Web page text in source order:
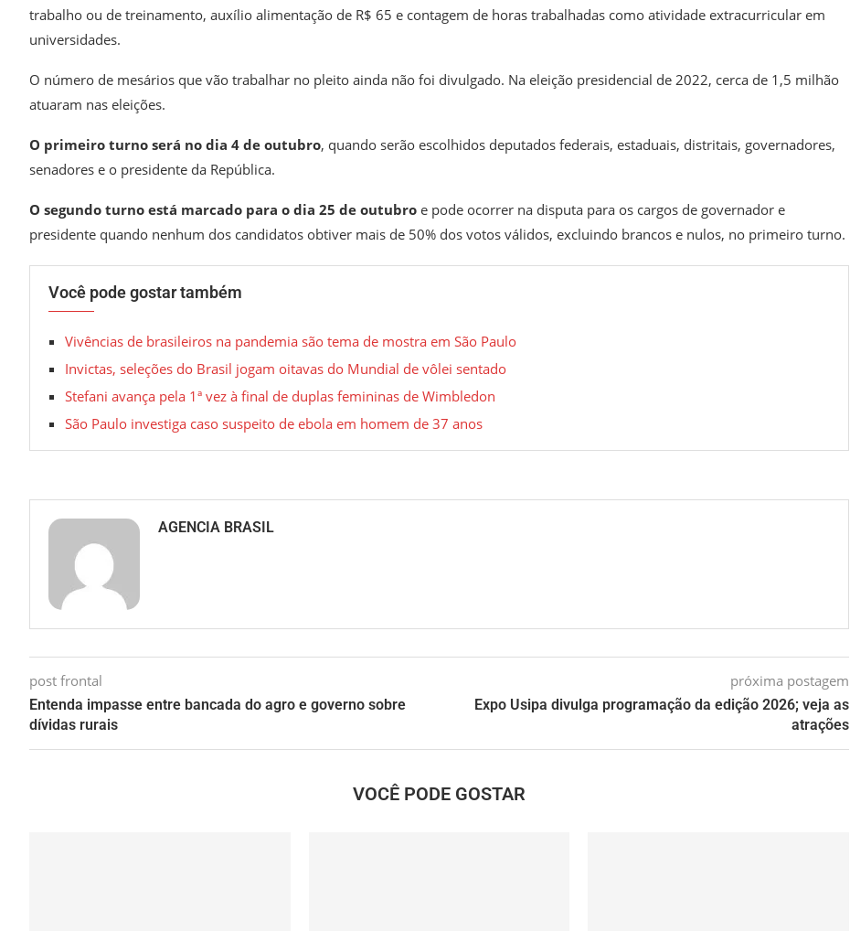
trabalho ou de treinamento, auxílio alimentação de R$ 65 e contagem de horas trabalhadas como atividade extracurricular em
universidades.
O número de mesários que vão trabalhar no pleito ainda não foi divulgado. Na eleição presidencial de 2022, cerca de 1,5 milhão
atuaram nas eleições.
O primeiro turno será no dia 4 de outubro, quando serão escolhidos deputados federais, estaduais, distritais, governadores,
senadores e o presidente da República.
O segundo turno está marcado para o dia 25 de outubro e pode ocorrer na disputa para os cargos de governador e
presidente quando nenhum dos candidatos obtiver mais de 50% dos votos válidos, excluindo brancos e nulos, no primeiro turno.
Você pode gostar também
Vivências de brasileiros na pandemia são tema de mostra em São Paulo
Invictas, seleções do Brasil jogam oitavas do Mundial de vôlei sentado
Stefani avança pela 1ª vez à final de duplas femininas de Wimbledon
São Paulo investiga caso suspeito de ebola em homem de 37 anos
AGENCIA BRASIL
post frontal
Entenda impasse entre bancada do agro e governo sobre
dívidas rurais
próxima postagem
Expo Usipa divulga programação da edição 2026; veja as
atrações
VOCÊ PODE GOSTAR